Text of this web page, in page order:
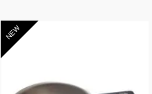
NEW